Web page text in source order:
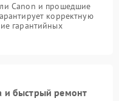
Canon и прошедшие
корректную
гарантийных
и быстрый ремонт